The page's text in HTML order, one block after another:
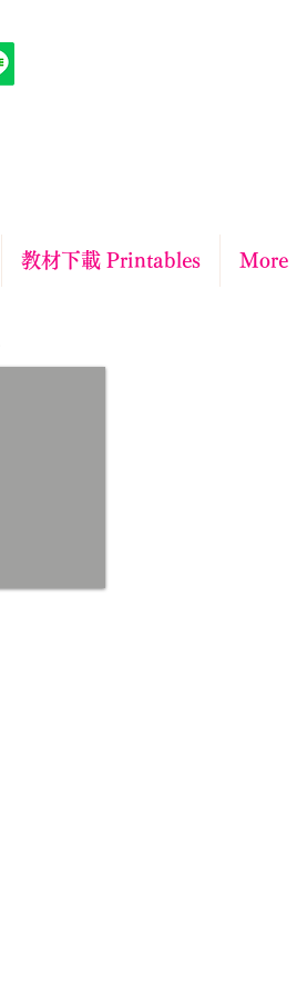
教材下載 Printables More